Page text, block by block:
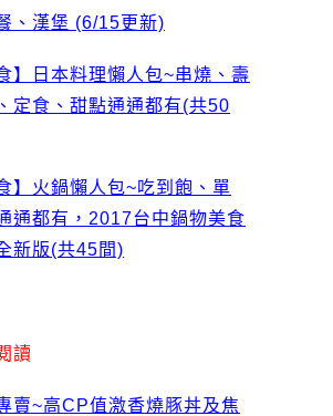
、漢堡 (6/15更新)
】日本料理懶人包~串燒、壽
定食、甜點通通都有(共50
】火鍋懶人包~吃到飽、單
通都有，2017台中鍋物美食
新版(共45間)
讀
賣~高CP值激香燒豚丼及焦